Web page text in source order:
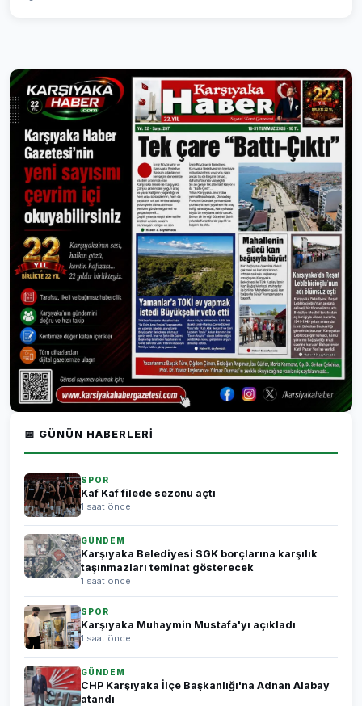
📅 GÜNÜN HABERLERI
SPOR
Kaf Kaf filede sezonu açtı
1 saat önce
GÜNDEM
Karşıyaka Belediyesi SGK borçlarına karşılık
taşınmazları teminat gösterecek
1 saat önce
SPOR
Karşıyaka Muhaymin Mustafa'yı açıkladı
1 saat önce
GÜNDEM
CHP Karşıyaka İlçe Başkanlığı'na Adnan Alabay
atandı